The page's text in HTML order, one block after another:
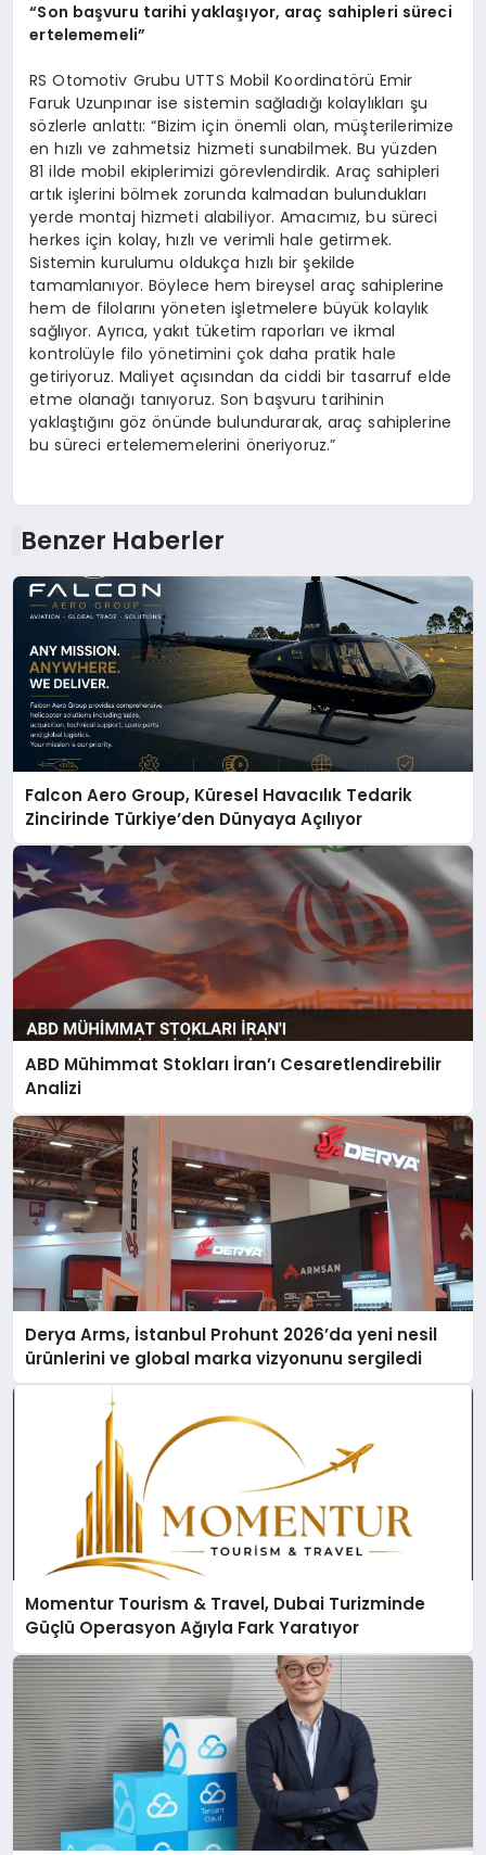
“Son başvuru tarihi yaklaşıyor, araç sahipleri süreci
ertelememeli”
RS Otomotiv Grubu UTTS Mobil Koordinatörü Emir
Faruk Uzunpınar ise sistemin sağladığı kolaylıkları şu
sözlerle anlattı: “Bizim için önemli olan, müşterilerimize
en hızlı ve zahmetsiz hizmeti sunabilmek. Bu yüzden
81 ilde mobil ekiplerimizi görevlendirdik. Araç sahipleri
artık işlerini bölmek zorunda kalmadan bulundukları
yerde montaj hizmeti alabiliyor. Amacımız, bu süreci
herkes için kolay, hızlı ve verimli hale getirmek.
Sistemin kurulumu oldukça hızlı bir şekilde
tamamlanıyor. Böylece hem bireysel araç sahiplerine
hem de filolarını yöneten işletmelere büyük kolaylık
sağlıyor. Ayrıca, yakıt tüketim raporları ve ikmal
kontrolüyle filo yönetimini çok daha pratik hale
getiriyoruz. Maliyet açısından da ciddi bir tasarruf elde
etme olanağı tanıyoruz. Son başvuru tarihinin
yaklaştığını göz önünde bulundurarak, araç sahiplerine
bu süreci ertelememelerini öneriyoruz.”
Benzer Haberler
Falcon Aero Group, Küresel Havacılık Tedarik
Zincirinde Türkiye’den Dünyaya Açılıyor
ABD Mühimmat Stokları İran’ı Cesaretlendirebilir
Analizi
Derya Arms, İstanbul Prohunt 2026’da yeni nesil
ürünlerini ve global marka vizyonunu sergiledi
Momentur Tourism & Travel, Dubai Turizminde
Güçlü Operasyon Ağıyla Fark Yaratıyor